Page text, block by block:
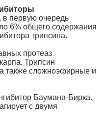
в первую очередь
6% общего содержания
трипсина.
протеаз
Трипсин
также сложноэфирные и
Баумана-Бирка.
с двумя